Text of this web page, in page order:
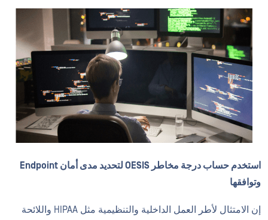
استخدم حساب درجة مخاطر OESIS لتحديد مدى أمان Endpoint
وتوافقها
إن الامتثال لأطر العمل الداخلية والتنظيمية مثل HIPAA واللائحة